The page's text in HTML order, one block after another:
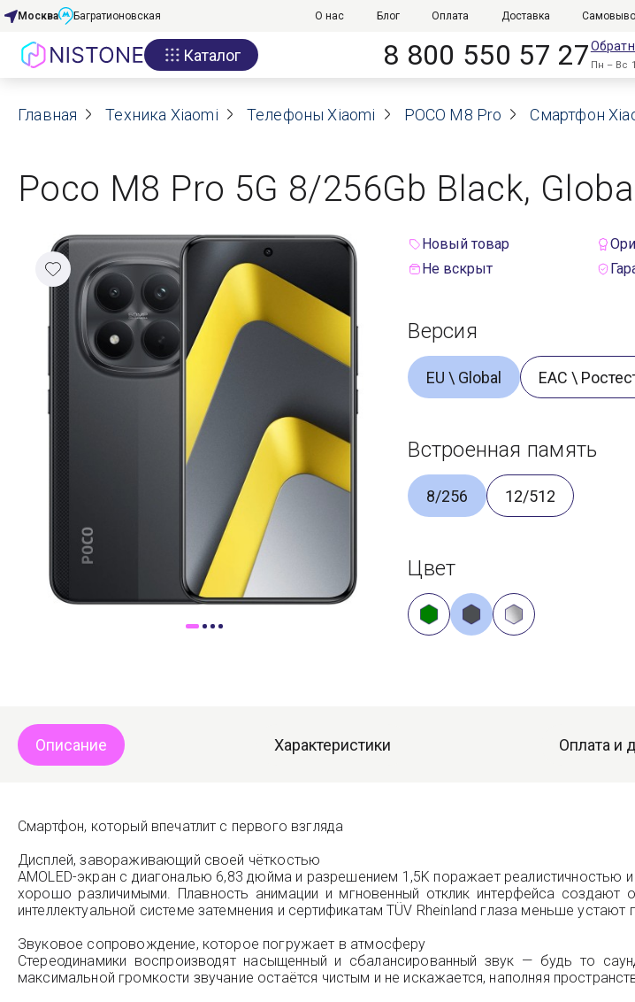
Акции
О нас
Реквизиты
Контакты
Гарантия
Trade-In
Москва Багратионовская О нас Блог Оплата Доставка
Каталог 8 800 550 57 27Пн – Вс
Главная Техника Xiaomi Телефоны Xiaomi POCO M8 Pro Смартфон
Poco M8 Pro 5G 8/256Gb Black, Global
Новый товар
Не вскрыт
Версия
EU \ Global ЕАС \
Встроенная память
8/256 12/512
Цвет
Описание Характеристики Оплата и
Смартфон, который впечатлит с первого взгляда
Дисплей, завораживающий своей чёткостью
AMOLED-экран с диагональю 6,83 дюйма и разрешением 1,5K поражает
хорошо различимыми. Плавность анимации и мгновенный отклик интерфейса
интеллектуальной системе затемнения и сертификатам TÜV Rheinland глаза меньше
Звуковое сопровождение, которое погружает в атмосферу
Стереодинамики воспроизводят насыщенный и сбалансированный звук — будь то
максимальной громкости звучание остаётся чистым и не искажается, наполняя